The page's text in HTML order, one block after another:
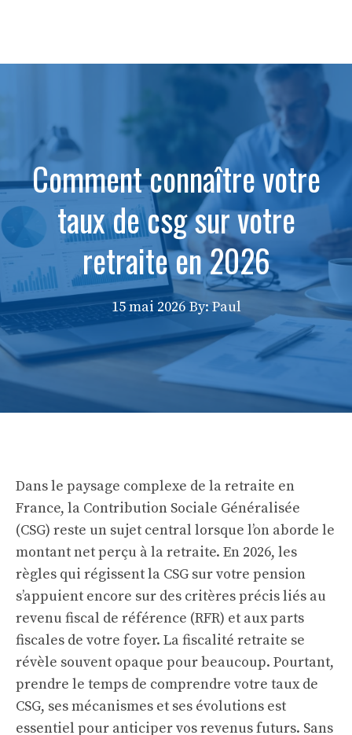
Comment connaître votre
taux de csg sur votre
retraite en 2026
15 mai 2026 By: Paul
Dans le paysage complexe de la retraite en
France, la Contribution Sociale Généralisée
(CSG) reste un sujet central lorsque l’on aborde le
montant net perçu à la retraite. En 2026, les
règles qui régissent la CSG sur votre pension
s’appuient encore sur des critères précis liés au
revenu fiscal de référence (RFR) et aux parts
fiscales de votre foyer. La fiscalité retraite se
révèle souvent opaque pour beaucoup. Pourtant,
prendre le temps de comprendre votre taux de
CSG, ses mécanismes et ses évolutions est
essentiel pour anticiper vos revenus futurs. Sans